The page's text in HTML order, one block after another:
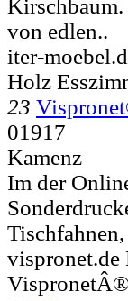
von edlen..
iter-
Holz
23
01917
Kamenz
Im der